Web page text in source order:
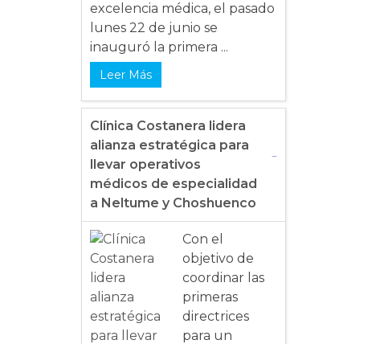
excelencia médica, el pasado
lunes 22 de junio se
inauguró la primera ...
Leer Más
Clínica Costanera lidera
alianza estratégica para
llevar operativos
médicos de especialidad
a Neltume y Choshuenco
Con el
objetivo de
coordinar las
primeras
directrices
para un